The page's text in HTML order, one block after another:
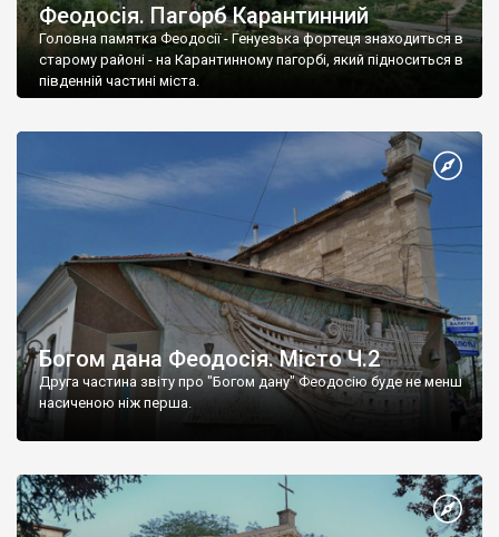
Феодосія. Пагорб Карантинний
Головна памятка Феодосії - Генуезька фортеця знаходиться в
старому районі - на Карантинному пагорбі, який підноситься в
південній частині міста.
Богом дана Феодосія. Місто Ч.2
Друга частина звіту про "Богом дану" Феодосію буде не менш
насиченою ніж перша.